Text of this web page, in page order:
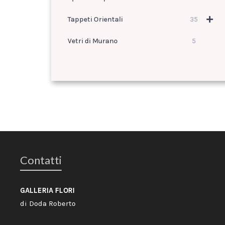
Tappeti Orientali 35
Vetri di Murano 5
Contatti
GALLERIA FLORI
di Doda Roberto